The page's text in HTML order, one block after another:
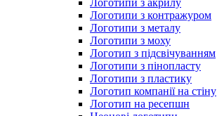
Логотипи з акрилу
Логотипи з контражуром
Логотипи з металу
Логотипи з моху
Логотип з підсвічуванням
Логотипи з пінопласту
Логотипи з пластику
Логотип компанії на стіну
Логотип на ресепшн